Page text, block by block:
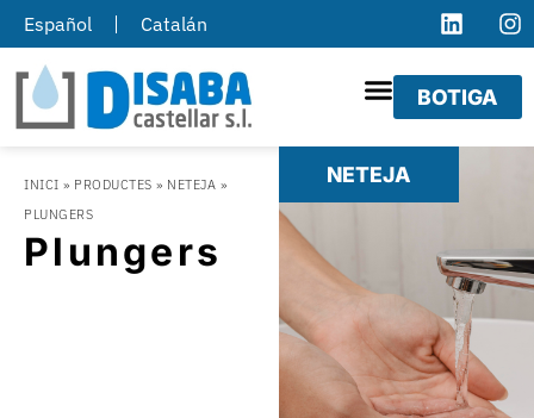
Español Catalán
BOTIGA
INICI » PRODUCTES » NETEJA »
PLUNGERS
Plungers
NETEJA